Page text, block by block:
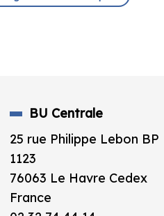
BU Centrale
25 rue Philippe Lebon BP
1123
76063 Le Havre Cedex
France